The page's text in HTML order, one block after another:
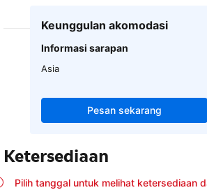
Keunggulan akomodasi
Informasi sarapan
Asia
Pesan sekarang
Ketersediaan
Pilih tanggal untuk melihat ketersediaan